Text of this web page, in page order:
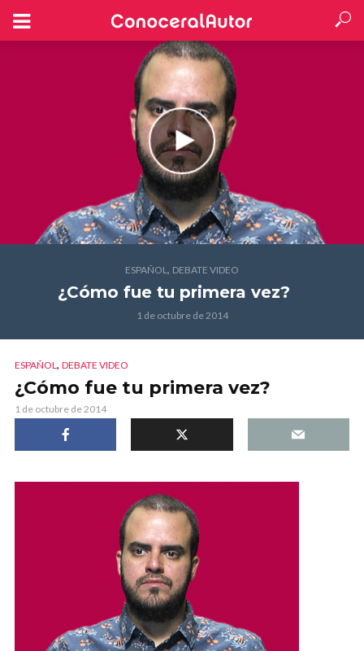
ESPAÑOL, DEBATE VIDEO
¿Cómo fue tu primera vez?
1 de octubre de 2014
ESPAÑOL, DEBATE VIDEO
¿Cómo fue tu primera vez?
1 de octubre de 2014